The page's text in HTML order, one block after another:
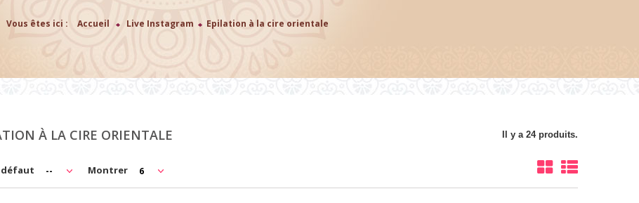
Vous êtes ici : Accueil > Live Instagram > Epilation à la cire orientale
À LA CIRE ORIENTALE Il y a 24 produits.
défaut -- Montrer 6